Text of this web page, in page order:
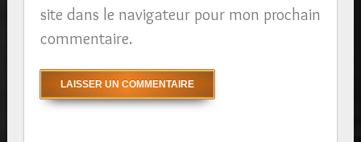
site dans le navigateur pour mon prochain
commentaire.